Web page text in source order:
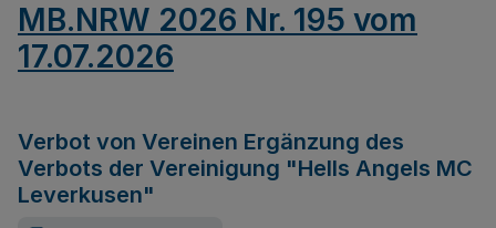
MB.NRW 2026 Nr. 195 vom
17.07.2026
Verbot von Vereinen Ergänzung des
Verbots der Vereinigung "Hells Angels MC
Leverkusen"